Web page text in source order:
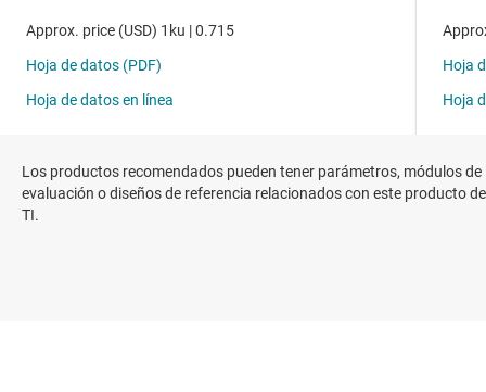
Los productos recomendados pueden tener parámetros, módulos de
evaluación o diseños de referencia relacionados con este producto de
TI.